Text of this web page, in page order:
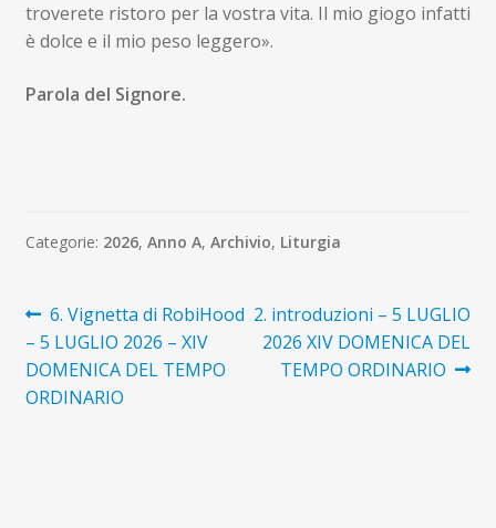
troverete ristoro per la vostra vita. Il mio giogo infatti
è dolce e il mio peso leggero».
Parola del Signore.
Categorie: 2026, Anno A, Archivio, Liturgia
Navigazione
articoli
Articolo
precedente:
6. Vignetta di RobiHood
– 5 LUGLIO 2026 – XIV
DOMENICA DEL TEMPO
ORDINARIO
Articolo
successivo:
2. introduzioni – 5 LUGLIO
2026 XIV DOMENICA DEL
TEMPO ORDINARIO